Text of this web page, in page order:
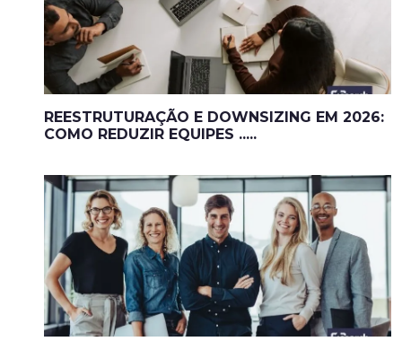
REESTRUTURAÇÃO E DOWNSIZING EM 2026:
COMO REDUZIR EQUIPES .....